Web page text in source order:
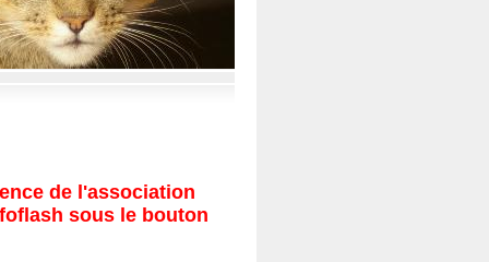
de l'association
sous le bouton